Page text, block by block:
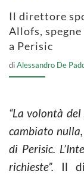
Il direttore
Allofs,
a Perisic
diAlessandro De
“La volontà
cambiato
di Perisic.
richieste”. Il